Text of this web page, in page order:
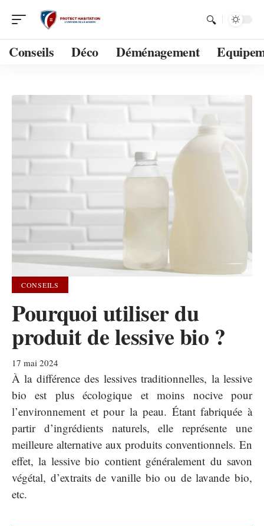
Conseils Déco Déménagement
CONSEILS
Pourquoi utiliser du
produit de lessive bio ?
17 mai 2024
À la différence des lessives traditionnelles, la lessive
bio est plus écologique et moins nocive pour
l’environnement et pour la peau. Étant fabriquée à
partir d’ingrédients naturels, elle représente une
meilleure alternative aux produits conventionnels. En
effet, la lessive bio contient généralement du savon
végétal, d’extraits de vanille bio ou de lavande bio,
etc.